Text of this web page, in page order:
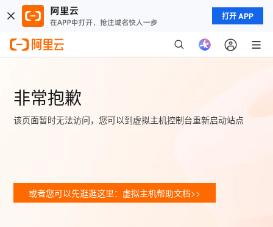
打开 APP
非常抱歉
该页面暂时无法访问，您可以到虚拟主机控制台重新启动站点
或者您可以先逛逛这里：虚拟主机帮助文档>>